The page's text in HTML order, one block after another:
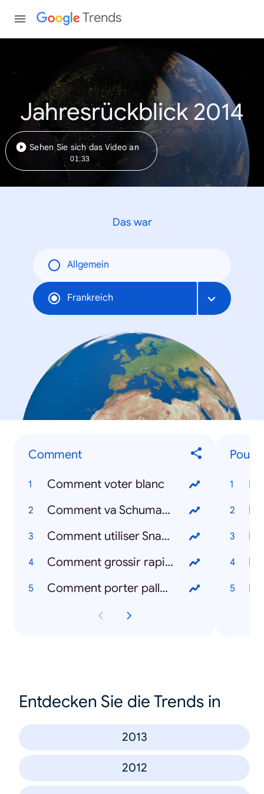
Trends
Jahresrückblick 2014
Sehen Sie sich das Video an
01:33
Das war
Allgemein
Frankreich
Comment
Comment voter blanc
Comment va Schumacher
Comment utiliser Snapchat
Comment grossir rapidement
Comment porter palladium
Entdecken Sie die Trends in
2013
2012